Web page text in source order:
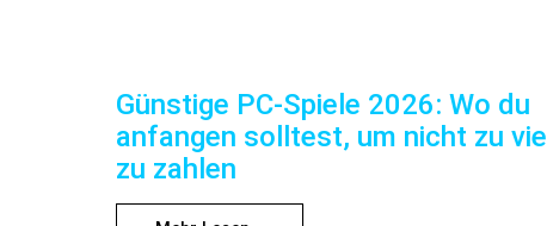
Günstige PC-Spiele 2026: Wo du
anfangen solltest, um nicht zu viel
zu zahlen